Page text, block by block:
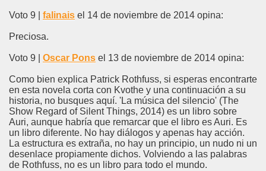
Voto 9 | falinais el 14 de noviembre de 2014 opina:
Preciosa.
Voto 9 | Oscar Pons el 13 de noviembre de 2014 opina:
Como bien explica Patrick Rothfuss, si esperas encontrarte
en esta novela corta con Kvothe y una continuación a su
historia, no busques aquí. 'La música del silencio' (The
Show Regard of Silent Things, 2014) es un libro sobre
Auri, aunque habría que remarcar que el libro es Auri. Es
un libro diferente. No hay diálogos y apenas hay acción.
La estructura es extraña, no hay un principio, un nudo ni un
desenlace propiamente dichos. Volviendo a las palabras
de Rothfuss, no es un libro para todo el mundo.